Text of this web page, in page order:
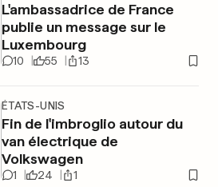
L'ambassadrice de France
publie un message sur le
Luxembourg
10 55 13
ÉTATS-UNIS
Fin de l'imbroglio autour du
van électrique de
Volkswagen
1 24 1